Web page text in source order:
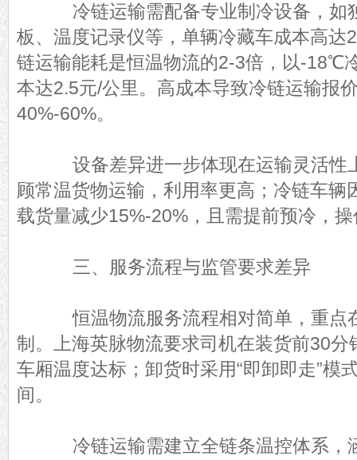
冷链运输需配备专业制冷设备，如
板、温度记录仪等，单辆冷藏车成本高达
链运输能耗是恒温物流的2-3倍，以-18℃
本达2.5元/公里。高成本导致冷链运输报
40%-60%。
设备差异进一步体现在运输灵活性
顾常温货物运输，利用率更高；冷链车辆
载货量减少15%-20%，且需提前预冷，
三、服务流程与监管要求差异
恒温物流服务流程相对简单，重点
制。上海英脉物流要求司机在装货前30分
车厢温度达标；卸货时采用“即卸即走”模
间。
冷链运输需建立全链条温控体系，